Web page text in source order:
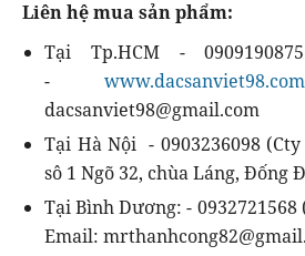
Liên hệ mua sản phẩm:
Tại Tp.HCM -
-www.dacsanviet98.com
dacsanviet98@gmail.com
Tại Hà Nội - 0903236098
sô 1 Ngõ 32, chùa Láng, Đống
Tại Bình Dương: -
Email: